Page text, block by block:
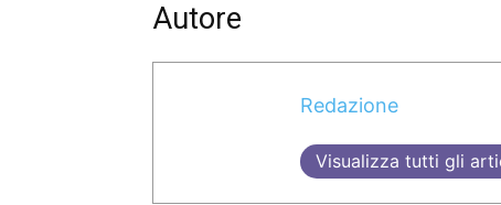
Autore
Redazione
Visualizza tutti gli